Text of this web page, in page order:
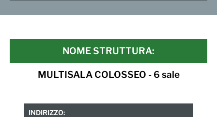
NOME STRUTTURA:
MULTISALA COLOSSEO - 6 sale
INDIRIZZO: